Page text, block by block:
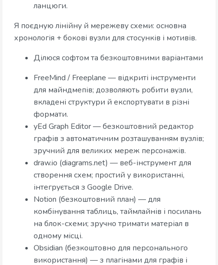
ланцюги.
Я поєдную лінійну й мережеву схеми: основна
хронологія + бокові вузли для стосунків і мотивів.
Ділюся софтом та безкоштовними варіантами
FreeMind / Freeplane — відкриті інструменти
для майндмепів; дозволяють робити вузли,
вкладені структури й експортувати в різні
формати.
yEd Graph Editor — безкоштовний редактор
графів з автоматичним розташуванням вузлів;
зручний для великих мереж персонажів.
draw.io (diagrams.net) — веб-інструмент для
створення схем; простий у використанні,
інтегрується з Google Drive.
Notion (безкоштовний план) — для
комбінування таблиць, таймлайнів і посилань
на блок-схеми; зручно тримати матеріал в
одному місці.
Obsidian (безкоштовно для персонального
використання) — з плагінами для графів і